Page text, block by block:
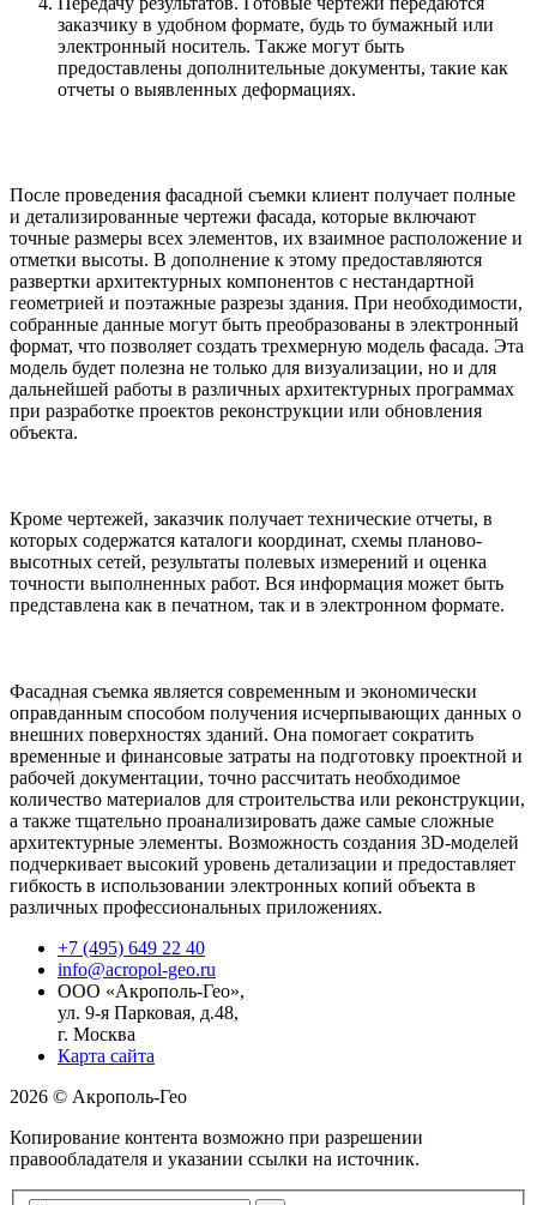
заказчику в удобном формате, будь то бумажный или
электронный носитель. Также могут быть
предоставлены дополнительные документы, такие как
отчеты о выявленных деформациях.
После проведения фасадной съемки клиент получает полные
и детализированные чертежи фасада, которые включают
точные размеры всех элементов, их взаимное расположение и
отметки высоты. В дополнение к этому предоставляются
развертки архитектурных компонентов с нестандартной
геометрией и поэтажные разрезы здания. При необходимости,
собранные данные могут быть преобразованы в электронный
формат, что позволяет создать трехмерную модель фасада. Эта
модель будет полезна не только для визуализации, но и для
дальнейшей работы в различных архитектурных программах
при разработке проектов реконструкции или обновления
объекта.
Кроме чертежей, заказчик получает технические отчеты, в
которых содержатся каталоги координат, схемы планово-
высотных сетей, результаты полевых измерений и оценка
точности выполненных работ. Вся информация может быть
представлена как в печатном, так и в электронном формате.
Фасадная съемка является современным и экономически
оправданным способом получения исчерпывающих данных о
внешних поверхностях зданий. Она помогает сократить
временные и финансовые затраты на подготовку проектной и
рабочей документации, точно рассчитать необходимое
количество материалов для строительства или реконструкции,
а также тщательно проанализировать даже самые сложные
архитектурные элементы. Возможность создания 3D-моделей
подчеркивает высокий уровень детализации и предоставляет
гибкость в использовании электронных копий объекта в
различных профессиональных приложениях.
+7 (495) 649 22 40
info@acropol-geo.ru
ООО «Акрополь-Гео»,
ул. 9-я Парковая, д.48,
г. Москва
Карта сайта
2026 © Акрополь-Гео
Копирование контента возможно при разрешении
правообладателя и указании ссылки на источник.